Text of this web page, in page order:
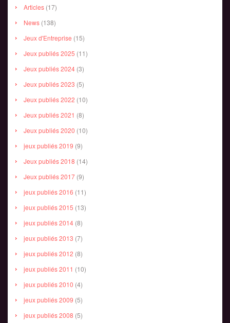
Articles (17)
News (138)
Jeux d'Entreprise (15)
Jeux publiés 2025 (11)
Jeux publiés 2024 (3)
Jeux publiés 2023 (5)
Jeux publiés 2022 (10)
Jeux publiés 2021 (8)
Jeux publiés 2020 (10)
jeux publiés 2019 (9)
Jeux publiés 2018 (14)
Jeux publiés 2017 (9)
jeux publiés 2016 (11)
jeux publiés 2015 (13)
jeux publiés 2014 (8)
jeux publiés 2013 (7)
jeux publiés 2012 (8)
jeux publiés 2011 (10)
jeux publiés 2010 (4)
jeux publiés 2009 (5)
jeux publiés 2008 (5)